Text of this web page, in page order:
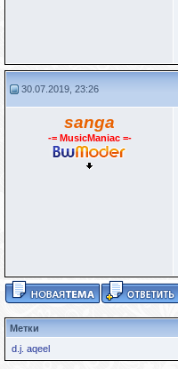
30.07.2019, 23:26
sanga
-= MusicManiac =-
Метки
d.j. aqeel